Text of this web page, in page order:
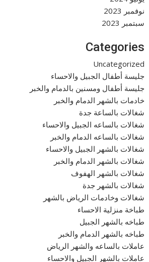
نوفمبر 2023
سبتمبر 2023
Categories
Uncategorized
جليسة أطفال الجبيل والاحساء
جليسة أطفال ومسنين بالدمام والخبر
خادمات بالشهر الدمام والخبر
شغالات بالساعة جدة
شغالات بالساعه الجبيل والاحساء
شغالات بالساعه الدمام والخبر
شغالات بالشهر الجبيل والاحساء
شغالات بالشهر الدمام والخبر
شغالات بالشهر الهفوف
شغالات بالشهر جدة
شغالات وخادمات الرياض بالشهر
طباخة منزلية الاحساء
طباخه بالشهر الجبيل
طباخه بالشهر الدمام والخبر
عاملات بالساعه والشهر الرياض
عاملات بالشهر الجبيل والاحساء